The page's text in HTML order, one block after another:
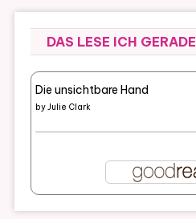
DAS LESE ICH GERADE
Die unsichtbare Hand
byJulie Clark